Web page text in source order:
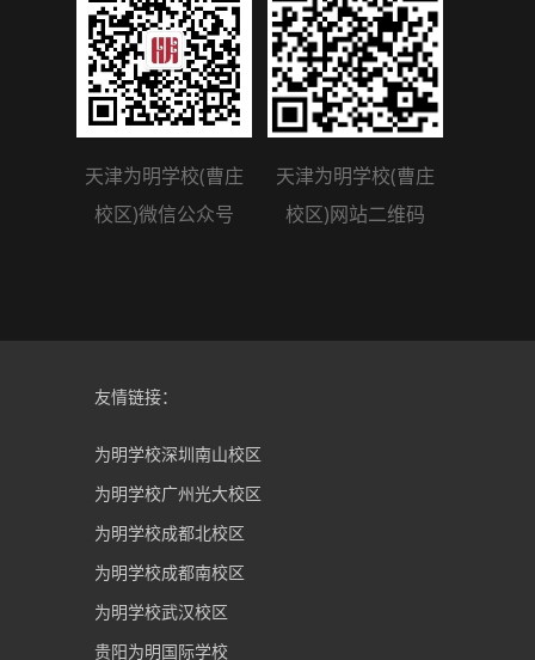
天津为明学校(曹庄
校区)微信公众号
天津为明学校(曹庄
校区)网站二维码
友情链接：
为明学校深圳南山校区
为明学校广州光大校区
为明学校成都北校区
为明学校成都南校区
为明学校武汉校区
贵阳为明国际学校